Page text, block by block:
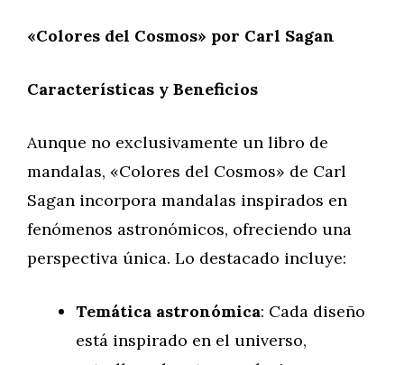
«Colores del Cosmos» por Carl Sagan
Características y Beneficios
Aunque no exclusivamente un libro de
mandalas, «Colores del Cosmos» de Carl
Sagan incorpora mandalas inspirados en
fenómenos astronómicos, ofreciendo una
perspectiva única. Lo destacado incluye:
Temática astronómica: Cada diseño
está inspirado en el universo,